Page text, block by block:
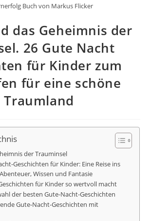
Buch von Markus Flicker
das Geheimnis der
26 Gute Nacht
für Kinder zum
für eine schöne
Traumland
der Trauminsel
Geschichten für Kinder: Eine Reise ins
Wissen und Fantasie
für Kinder so wertvoll macht
der besten Gute-Nacht-Geschichten
Gute-Nacht-Geschichten mit